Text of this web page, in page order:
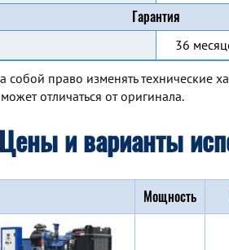
Гарантия
36
собой право изменять технические
отличаться от оригинала.
Цены и варианты
Мощность